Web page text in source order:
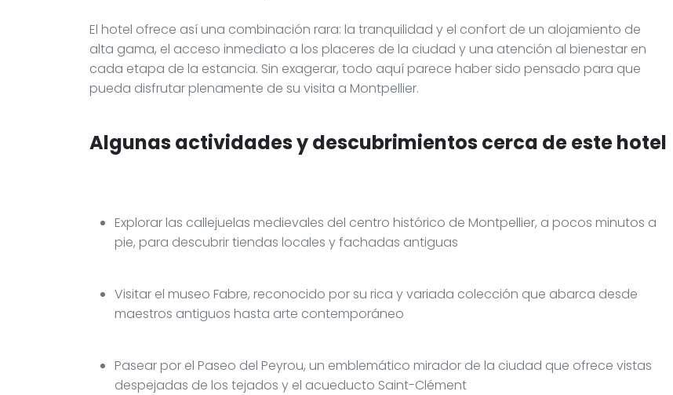
El hotel ofrece así una combinación rara: la tranquilidad y el confort de un alojamiento de
alta gama, el acceso inmediato a los placeres de la ciudad y una atención al bienestar en
cada etapa de la estancia. Sin exagerar, todo aquí parece haber sido pensado para que
pueda disfrutar plenamente de su visita a Montpellier.
Algunas actividades y descubrimientos cerca de este hotel
Explorar las callejuelas medievales del centro histórico de Montpellier, a pocos minutos a
pie, para descubrir tiendas locales y fachadas antiguas
Visitar el museo Fabre, reconocido por su rica y variada colección que abarca desde
maestros antiguos hasta arte contemporáneo
Pasear por el Paseo del Peyrou, un emblemático mirador de la ciudad que ofrece vistas
despejadas de los tejados y el acueducto Saint-Clément